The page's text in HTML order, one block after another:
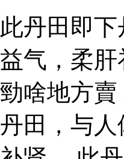
此丹田即
益气，柔
勁啥地方
丹田，与